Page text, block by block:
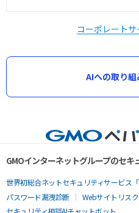
コーポレートサ
AIへの取り組
GMOインターネットグループのセキ
世界初総合ネットセキュリティサービス「
パスワード漏洩診断
Webサイトリス
セキュリティ相談AIチャットボット